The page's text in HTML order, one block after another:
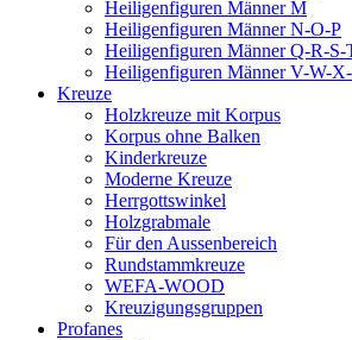
Heiligenfiguren Männer M
Heiligenfiguren Männer N-O-P
Heiligenfiguren Männer Q-R-S-
Heiligenfiguren Männer V-W-
Kreuze
Holzkreuze mit Korpus
Korpus ohne Balken
Kinderkreuze
Moderne Kreuze
Herrgottswinkel
Holzgrabmale
Für den Aussenbereich
Rundstammkreuze
WEFA-WOOD
Kreuzigungsgruppen
Profanes